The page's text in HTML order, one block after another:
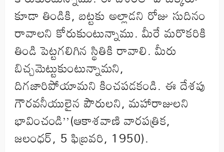
కూడా తిండికి, బట్టకు అల్లాడని రోజు సుదినం
రావాలని కోరుకుంటున్నాము. మీరే మరొకరికి
తిండి పెట్టగలిగిన స్థితికి రావాలి. మీరు
బిచ్చమెట్టుకుంటున్నామని,
దిగజారిపోయామని కించపడకండి. ఈ దేశపు
గౌరవనీయులైన పౌరులని, మహారాజులని
భావించండి’’(ఆకాశవాణి వారపత్రిక,
జలంధర్, 5 ఫిబ్రవరి, 1950).